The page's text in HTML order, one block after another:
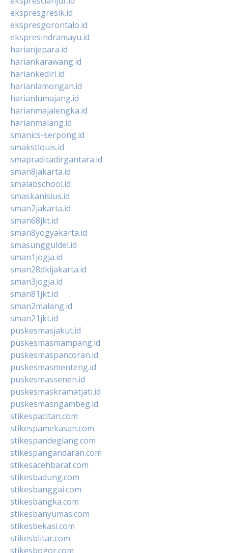
ekspresgresik.id
ekspresgorontalo.id
ekspresindramayu.id
harianjepara.id
hariankarawang.id
hariankediri.id
harianlamongan.id
harianlumajang.id
harianmajalengka.id
harianmalang.id
smanics-serpong.id
smakstlouis.id
smapraditadirgantara.id
sman8jakarta.id
smalabschool.id
smaskanisius.id
sman2jakarta.id
sman68jkt.id
sman8yogyakarta.id
smasungguldel.id
sman1jogja.id
sman28dkijakarta.id
sman3jogja.id
sman81jkt.id
sman2malang.id
sman21jkt.id
puskesmasjakut.id
puskesmasmampang.id
puskesmaspancoran.id
puskesmasmenteng.id
puskesmassenen.id
puskesmaskramatjati.id
puskesmasngambeg.id
stikespacitan.com
stikespamekasan.com
stikespandeglang.com
stikespangandaran.com
stikesacehbarat.com
stikesbadung.com
stikesbanggai.com
stikesbangka.com
stikesbanyumas.com
stikesbekasi.com
stikesblitar.com
stikesbogor.com